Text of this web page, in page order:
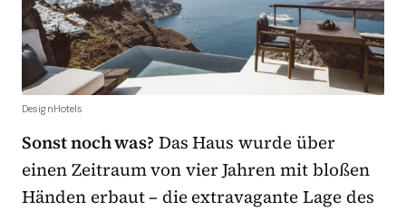
DesignHotels
Sonst noch was? Das Haus wurde über
einen Zeitraum von vier Jahren mit bloßen
Händen erbaut – die extravagante Lage des